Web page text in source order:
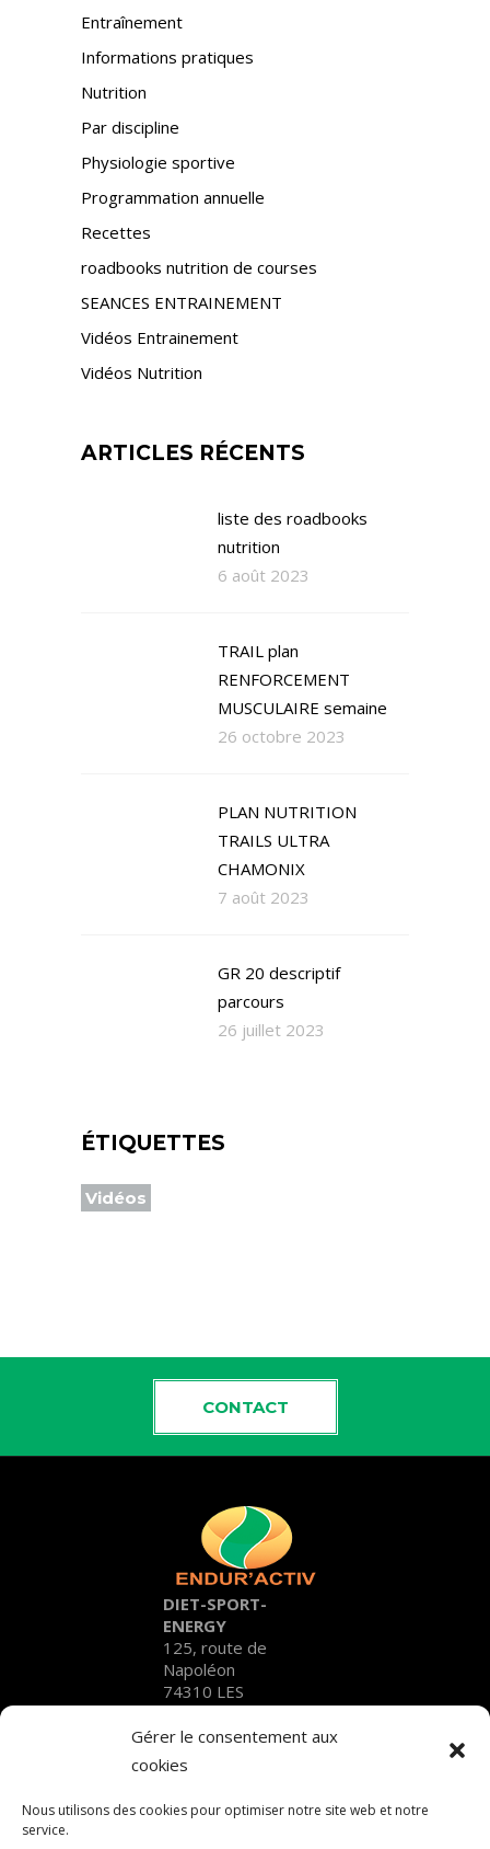
Gérer le consentement aux
cookies
Nous utilisons des cookies pour optimiser notre site web et notre
service.
Entraînement
Informations pratiques
Nutrition
Par discipline
Physiologie sportive
Programmation annuelle
Recettes
roadbooks nutrition de courses
SEANCES ENTRAINEMENT
Vidéos Entrainement
Vidéos Nutrition
ARTICLES RÉCENTS
liste des roadbooks
nutrition
6 août 2023
TRAIL plan
RENFORCEMENT
MUSCULAIRE semaine
26 octobre 2023
PLAN NUTRITION
TRAILS ULTRA
CHAMONIX
7 août 2023
GR 20 descriptif
parcours
26 juillet 2023
ÉTIQUETTES
Vidéos
CONTACT
DIET-SPORT-
ENERGY
125, route de
Napoléon
74310 LES